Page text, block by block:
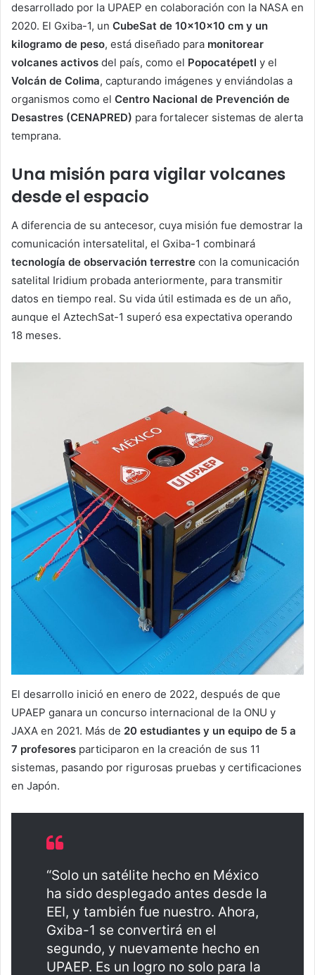
desarrollado por la UPAEP en colaboración con la NASA en
2020. El Gxiba-1, un CubeSat de 10x10x10 cm y un
kilogramo de peso, está diseñado para monitorear
volcanes activos del país, como el Popocatépetl y el
Volcán de Colima, capturando imágenes y enviándolas a
organismos como el Centro Nacional de Prevención de
Desastres (CENAPRED) para fortalecer sistemas de alerta
temprana.
Una misión para vigilar volcanes
desde el espacio
A diferencia de su antecesor, cuya misión fue demostrar la
comunicación intersatelital, el Gxiba-1 combinará
tecnología de observación terrestre con la comunicación
satelital Iridium probada anteriormente, para transmitir
datos en tiempo real. Su vida útil estimada es de un año,
aunque el AztechSat-1 superó esa expectativa operando
18 meses.
El desarrollo inició en enero de 2022, después de que
UPAEP ganara un concurso internacional de la ONU y
JAXA en 2021. Más de 20 estudiantes y un equipo de 5 a
7 profesores participaron en la creación de sus 11
sistemas, pasando por rigurosas pruebas y certificaciones
en Japón.
“Solo un satélite hecho en México
ha sido desplegado antes desde la
EEI, y también fue nuestro. Ahora,
Gxiba-1 se convertirá en el
segundo, y nuevamente hecho en
UPAEP. Es un logro no solo para la